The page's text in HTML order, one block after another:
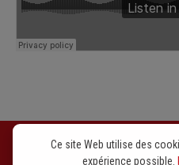
Ce site Web utilise des
expérience possible.